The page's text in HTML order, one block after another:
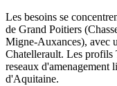
Les besoins se
de Grand Poitiers
Migne-Auxances), avec
Chatellerault. Les profils
reseaux
d'Aquitaine.